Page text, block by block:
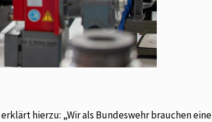
hierzu: „Wir als Bundeswehr brauchen eine